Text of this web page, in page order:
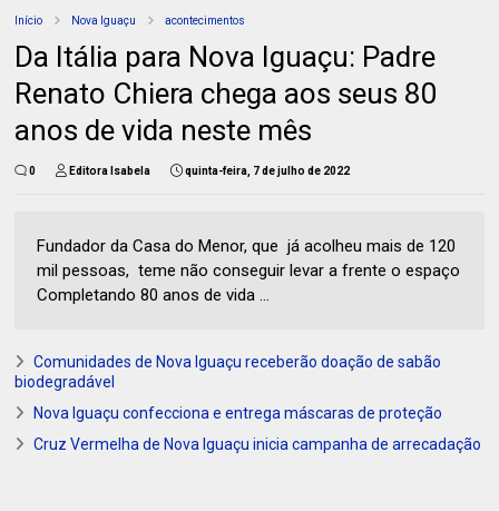
Início Nova Iguaçu acontecimentos
Da Itália para Nova Iguaçu: Padre
Renato Chiera chega aos seus 80
anos de vida neste mês
0 Editora Isabela quinta-feira, 7 de julho de 2022
Fundador da Casa do Menor, que já acolheu mais de 120
mil pessoas, teme não conseguir levar a frente o espaço
Completando 80 anos de vida ...
Comunidades de Nova Iguaçu receberão doação de sabão
biodegradável
Nova Iguaçu confecciona e entrega máscaras de proteção
Cruz Vermelha de Nova Iguaçu inicia campanha de arrecadação